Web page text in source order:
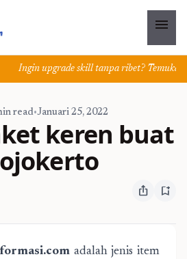
menu
Ingin upgrade skill tanpa ribet? Temukan
read•Januari 25, 2022
keren buat
ios_share bookmark_add
adalah jenis item